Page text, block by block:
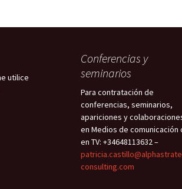
utilice
Conferencias y
seminarios
Para contratación de
conferencias, seminarios,
apariciones y
en Medios de comunicación
en TV: +34648113632 –
consulting.com